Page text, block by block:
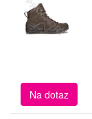
Na dotaz